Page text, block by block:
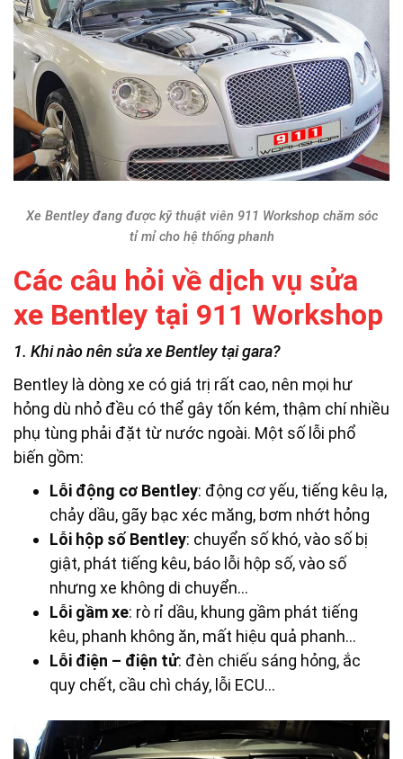
Xe Bentley đang được kỹ thuật viên 911 Workshop chăm sóc
tỉ mỉ cho hệ thống phanh
Các câu hỏi về dịch vụ sửa
xe Bentley tại 911 Workshop
1. Khi nào nên sửa xe Bentley tại gara?
Bentley là dòng xe có giá trị rất cao, nên mọi hư
hỏng dù nhỏ đều có thể gây tốn kém, thậm chí nhiều
phụ tùng phải đặt từ nước ngoài. Một số lỗi phổ
biến gồm:
Lỗi động cơ Bentley: động cơ yếu, tiếng kêu lạ,
chảy dầu, gãy bạc xéc măng, bơm nhớt hỏng
Lỗi hộp số Bentley: chuyển số khó, vào số bị
giật, phát tiếng kêu, báo lỗi hộp số, vào số
nhưng xe không di chuyển…
Lỗi gầm xe: rò rỉ dầu, khung gầm phát tiếng
kêu, phanh không ăn, mất hiệu quả phanh…
Lỗi điện – điện tử: đèn chiếu sáng hỏng, ắc
quy chết, cầu chì cháy, lỗi ECU…